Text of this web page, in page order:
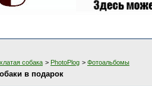
собака > PhotoPlog > Фотоальбомы
в подарок